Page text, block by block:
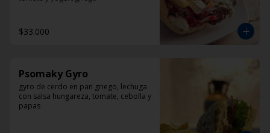
$33.000
Psomaky Gyro
gyro de cerdo en pan griego, lechuga
con salsa hungareza, tomate, cebolla y
papas